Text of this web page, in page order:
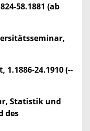
58.1881 (ab
24.1910 (--
Statistik und
des